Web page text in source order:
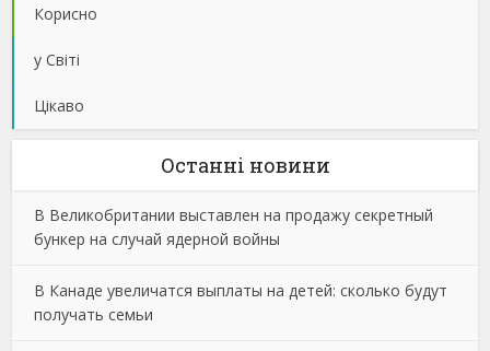
Корисно
у Світі
Цікаво
Останнi новини
В Великобритании выставлен на продажу секретный
бункер на случай ядерной войны
В Канаде увеличатся выплаты на детей: сколько будут
получать семьи